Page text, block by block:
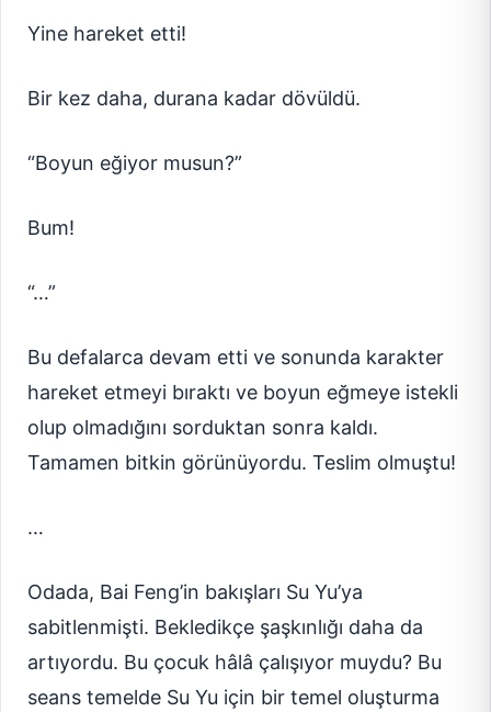
Yine hareket etti!
Bir kez daha, durana kadar dövüldü.
“Boyun eğiyor musun?”
Bum!
“…”
Bu defalarca devam etti ve sonunda karakter
hareket etmeyi bıraktı ve boyun eğmeye istekli
olup olmadığını sorduktan sonra kaldı.
Tamamen bitkin görünüyordu. Teslim olmuştu!
…
Odada, Bai Feng’in bakışları Su Yu’ya
sabitlenmişti. Bekledikçe şaşkınlığı daha da
artıyordu. Bu çocuk hâlâ çalışıyor muydu? Bu
seans temelde Su Yu için bir temel oluşturma